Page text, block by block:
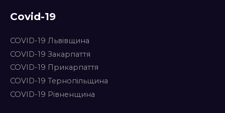
Covid-19
COVID-19 Львівщина
COVID-19 Закарпаття
COVID-19 Прикарпаття
COVID-19 Тернопільщина
COVID-19 Рівненщина